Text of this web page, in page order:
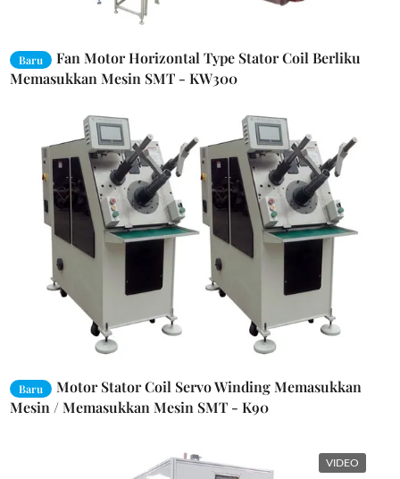
Baru
Fan Motor Horizontal Type Stator Coil Berliku
Memasukkan Mesin SMT - KW300
Baru
Motor Stator Coil Servo Winding Memasukkan
Mesin / Memasukkan Mesin SMT - K90
VIDEO